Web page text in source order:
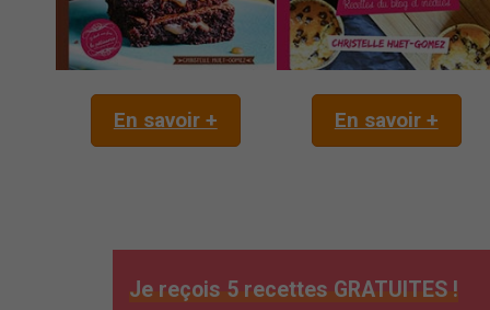
En savoir + En savoir +
Je reçois 5 recettes GRATUITES !